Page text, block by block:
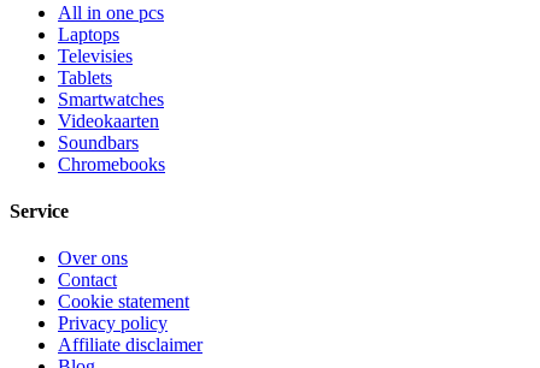
All in one pcs
Laptops
Televisies
Tablets
Smartwatches
Videokaarten
Soundbars
Chromebooks
Service
Over ons
Contact
Cookie statement
Privacy policy
Affiliate disclaimer